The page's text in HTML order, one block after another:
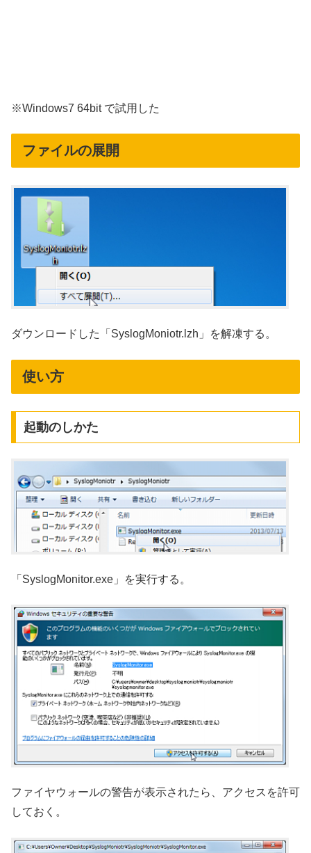
※Windows7 64bit で試用した
ファイルの展開
ダウンロードした「SyslogMoniotr.lzh」を解凍する。
使い方
起動のしかた
「SyslogMonitor.exe」を実行する。
ファイヤウォールの警告が表示されたら、アクセスを許可
しておく。